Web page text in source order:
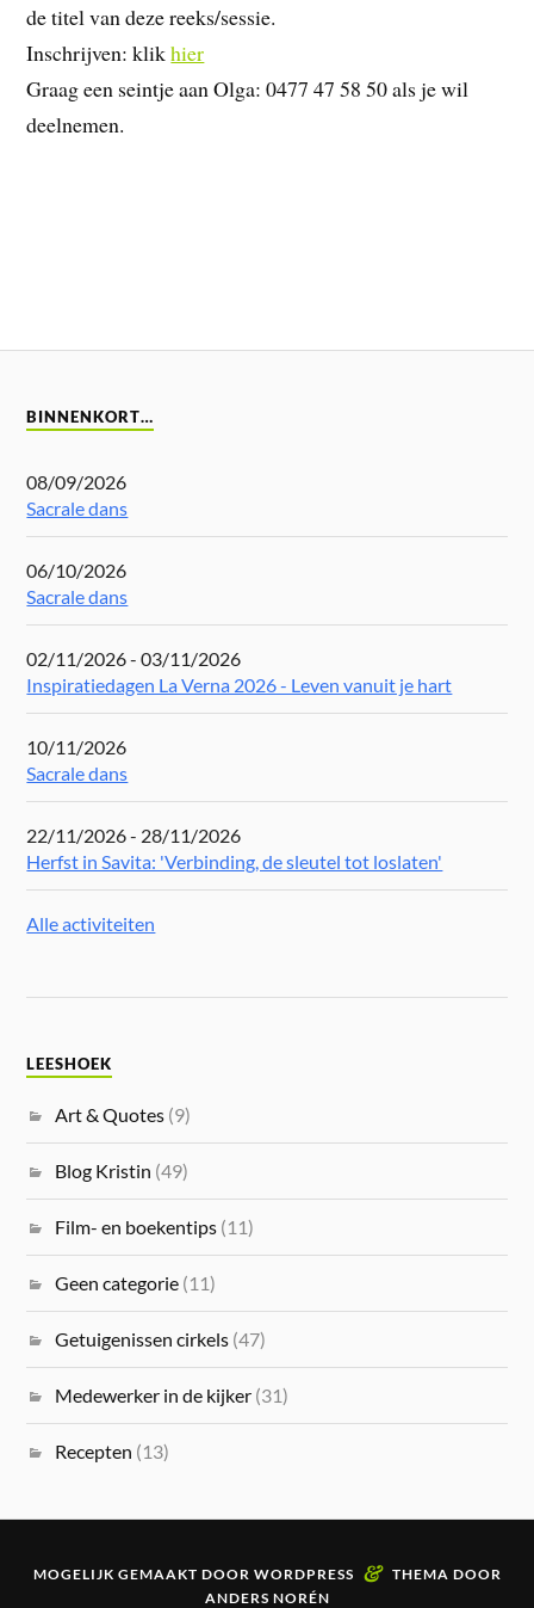
de titel van deze reeks/sessie.
Inschrijven: klikhier
Graag een seintje aan Olga: 0477 47 58 50 als je wil
deelnemen.
BINNENKORT…
08/09/2026
Sacrale dans
06/10/2026
Sacrale dans
02/11/2026 - 03/11/2026
Inspiratiedagen La Verna 2026 - Leven vanuit je hart
10/11/2026
Sacrale dans
22/11/2026 - 28/11/2026
Herfst in Savita: 'Verbinding, de sleutel tot loslaten'
Alle activiteiten
LEESHOEK
Art & Quotes (9)
Blog Kristin (49)
Film- en boekentips (11)
Geen categorie (11)
Getuigenissen cirkels (47)
Medewerker in de kijker (31)
Recepten (13)
MOGELIJK GEMAAKT DOOR WORDPRESS & THEMA DOOR
ANDERS NORÉN